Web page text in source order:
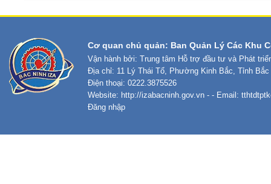
Cơ quan chủ quản: Ban Quản Lý Các Khu
Vận hành bởi: Trung tâm Hỗ trợ đầu tư và Phát
Địa chỉ: 11 Lý Thái Tổ, Phường Kinh Bắc, Tỉnh Bắc
Điện thoại: 0222.3875526
Website: http://izabacninh.gov.vn - - Email:
Đăng nhập